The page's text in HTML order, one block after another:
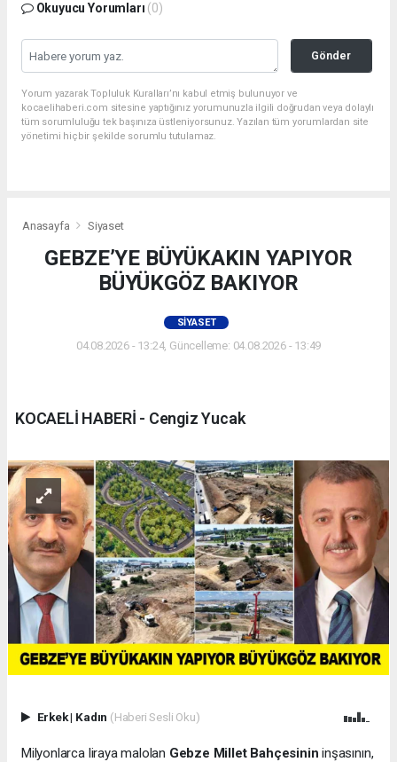
Okuyucu Yorumları (0)
Gönder
Yorum yazarak Topluluk Kuralları’nı kabul etmiş bulunuyor ve
kocaelihaberi.com sitesine yaptığınız yorumunuzla ilgili doğrudan veya dolaylı
tüm sorumluluğu tek başınıza üstleniyorsunuz. Yazılan tüm yorumlardan site
yönetimi hiçbir şekilde sorumlu tutulamaz.
Anasayfa Siyaset
GEBZE’YE BÜYÜKAKIN YAPIYOR
BÜYÜKGÖZ BAKIYOR
SIYASET
04.08.2026 - 13:24, Güncelleme: 04.08.2026 - 13:49
KOCAELİ HABERİ - Cengiz Yucak
Erkek| Kadın (Haberi Sesli Oku)
Milyonlarca liraya malolan Gebze Millet Bahçesinin inşasının,